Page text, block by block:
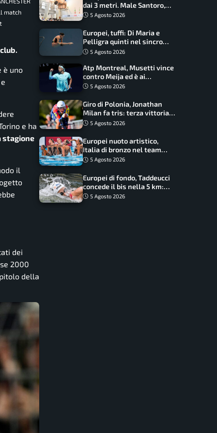
match
è uno
e ha
stagione
il
dei
2000
della
dai 3 metri. Male Santoro,
Wesemann si prende l’oro
5 Agosto 2026
Europei, tuffi: Di Maria e
Pelligra quinti nel sincro
misto. Oro all’Ucraina
5 Agosto 2026
Atp Montreal, Musetti vince
contro Meija ed è ai
sedicesimi
5 Agosto 2026
Giro di Polonia, Jonathan
Milan fa tris: terza vittoria
consecutiva e primato
5 Agosto 2026
Europei nuoto artistico,
Italia di bronzo nel team
acrobatic: terzo podio
5 Agosto 2026
Europei di fondo, Taddeucci
concede il bis nella 5 km:
oro azzurro, Pozzobon
5 Agosto 2026